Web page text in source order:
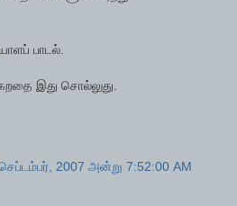
பாடல்.
இது சொல்லுது.
2007 அன்று 7:52:00 AM